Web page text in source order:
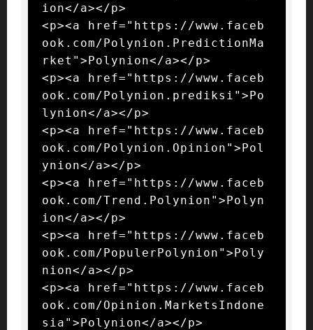
ion</a></p>
<p><a href="https://www.faceb
ook.com/Polynion.PredictionMa
rket">Polynion</a></p>
<p><a href="https://www.faceb
ook.com/Polynion.prediksi">Po
lynion</a></p>
<p><a href="https://www.faceb
ook.com/Polynion.Opinion">Pol
ynion</a></p>
<p><a href="https://www.faceb
ook.com/Trend.Polynion">Polyn
ion</a></p>
<p><a href="https://www.faceb
ook.com/PopulerPolynion">Poly
nion</a></p>
<p><a href="https://www.faceb
ook.com/Opinion.MarketsIndone
sia">Polynion</a></p>